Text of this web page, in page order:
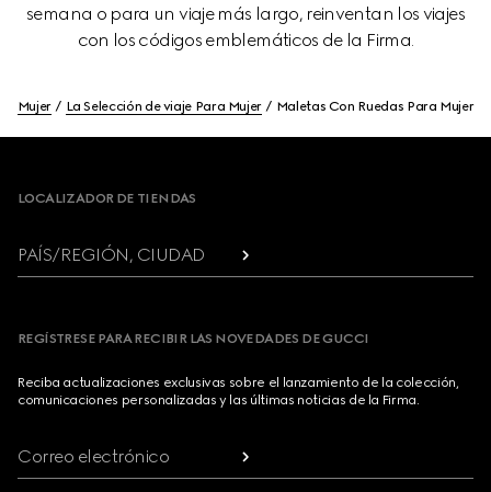
semana o para un viaje más largo, reinventan los viajes
con los códigos emblemáticos de la Firma.
Mujer La Selección de viaje Para Mujer Maletas Con Ruedas Para Mujer
LOCALIZADOR DE TIENDAS
PAÍS/REGIÓN, CIUDAD
REGÍSTRESE PARA RECIBIR LAS NOVEDADES DE GUCCI
Reciba actualizaciones exclusivas sobre el lanzamiento de la colección,
comunicaciones personalizadas y las últimas noticias de la Firma.
Correo electrónico